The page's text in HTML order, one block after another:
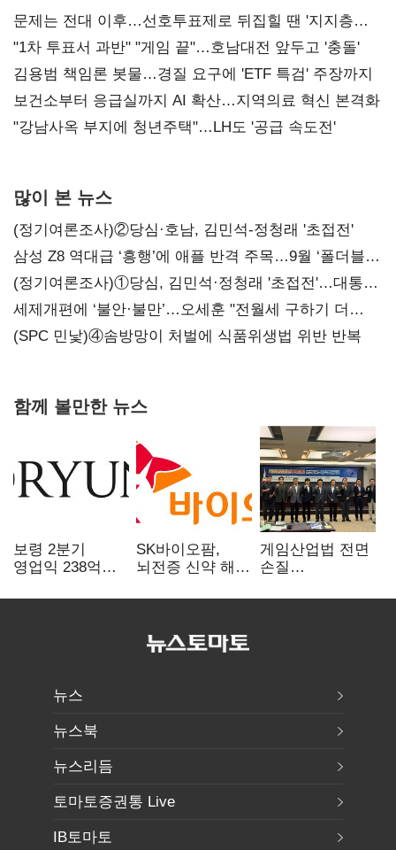
문제는 전대 이후…선호투표제로 뒤집힐 땐 '지지층
불복'
"1차 투표서 과반" "게임 끝"…호남대전 앞두고 '충돌'
김용범 책임론 봇물…경질 요구에 'ETF 특검' 주장까지
보건소부터 응급실까지 AI 확산…지역의료 혁신 본격화
"강남사옥 부지에 청년주택"…LH도 '공급 속도전'
많이 본 뉴스
(정기여론조사)②당심·호남, 김민석-정청래 '초접전'
삼성 Z8 역대급 ‘흥행’에 애플 반격 주목…9월 ‘폴더블
대전’
(정기여론조사)①당심, 김민석·정청래 '초접전'…대통령
지지도 '50% 아래로'(종합)
세제개편에 ‘불안·불만’…오세훈 "전월세 구하기 더
힘들어질 것"
(SPC 민낯)④솜방망이 처벌에 식품위생법 위반 반복
함께 볼만한 뉴스
보령 2분기
영업익 238억…
SK바이오팜,
뇌전증 신약 해외
차세대 신약 개발
게임산업법 전면
손질
규제 걷고
뉴스
뉴스북
뉴스리듬
토마토증권통 Live
IB토마토